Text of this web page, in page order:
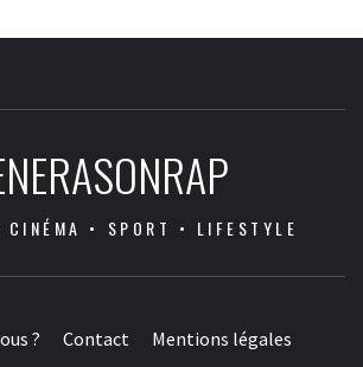
CINÉMA • SPORT • LIFESTYLE
? Contact Mentions légales